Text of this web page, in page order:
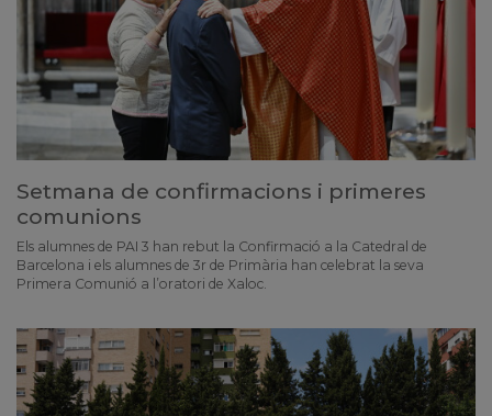
Setmana de confirmacions i primeres
comunions
Els alumnes de PAI 3 han rebut la Confirmació a la Catedral de
Barcelona i els alumnes de 3r de Primària han celebrat la seva
Primera Comunió a l’oratori de Xaloc.